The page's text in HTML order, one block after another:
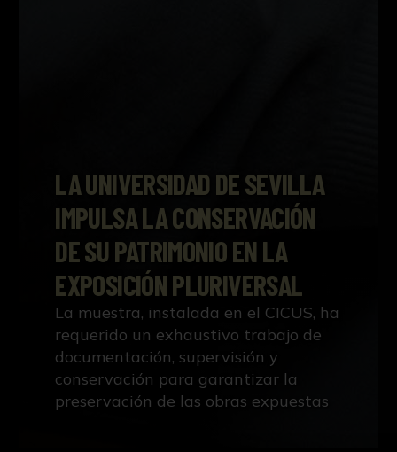
LA UNIVERSIDAD DE SEVILLA
IMPULSA LA CONSERVACIÓN
DE SU PATRIMONIO EN LA
EXPOSICIÓN PLURIVERSAL
La muestra, instalada en el CICUS, ha
requerido un exhaustivo trabajo de
documentación, supervisión y
conservación para garantizar la
preservación de las obras expuestas